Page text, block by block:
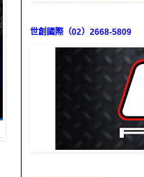
世創國際（02）2668-5809